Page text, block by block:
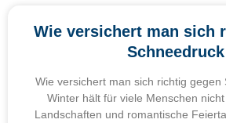
Wie versichert man sich
Schneedruck
Wie versichert man sich richtig gegen
Winter hält für viele Menschen
Landschaften und romantische